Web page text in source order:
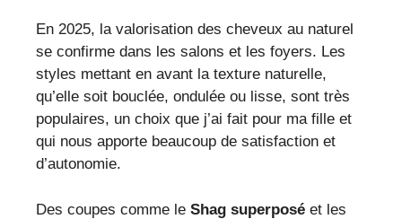
En 2025, la valorisation des cheveux au naturel
se confirme dans les salons et les foyers. Les
styles mettant en avant la texture naturelle,
qu’elle soit bouclée, ondulée ou lisse, sont très
populaires, un choix que j’ai fait pour ma fille et
qui nous apporte beaucoup de satisfaction et
d’autonomie.
Des coupes comme le Shag superposé et les